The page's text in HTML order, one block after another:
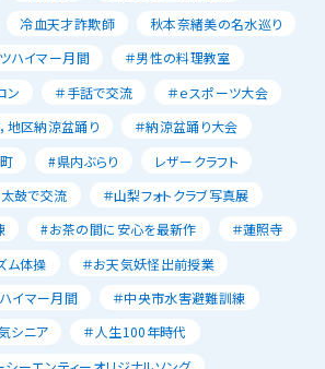
冷血天才詐欺師
秋本奈緒美の名水巡り
ハイマー月間
＃男性の料理教室
ン
＃手話で交流
＃ｅスポーツ大会
地区納涼盆踊り
＃納涼盆踊り大会
#県内ぶらり
レザークラフト
鼓で交流
＃山梨フォトクラブ写真展
#お茶の間に安心を最新作
＃蓮照寺
ム体操
＃お天気妖怪出前授業
イマー月間
＃中央市水害避難訓練
シニア
＃人生100年時代